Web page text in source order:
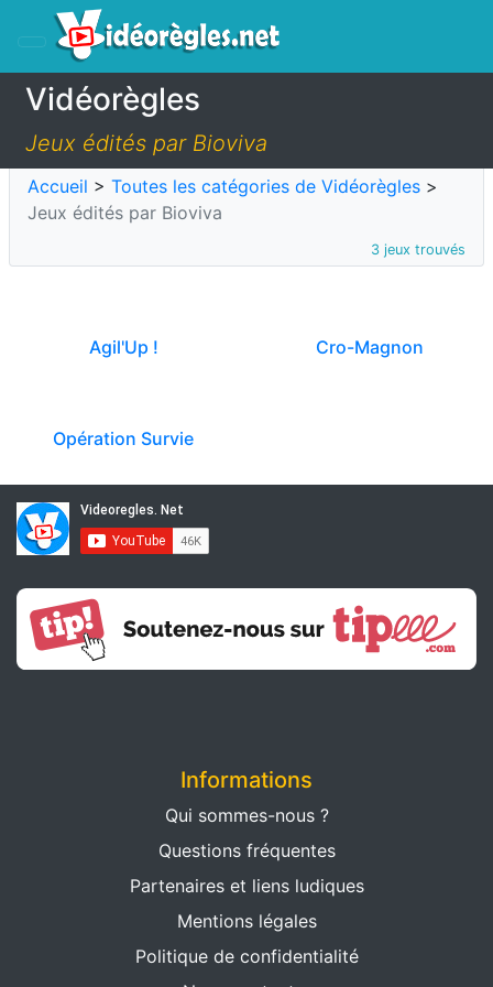
Vidéorègles
Jeux édités par Bioviva
Accueil > Toutes les catégories de Vidéorègles >
Jeux édités par Bioviva
3 jeux trouvés
Agil'Up ! Cro-Magnon
Opération Survie
Informations
Qui sommes-nous ?
Questions fréquentes
Partenaires et liens ludiques
Mentions légales
Politique de confidentialité